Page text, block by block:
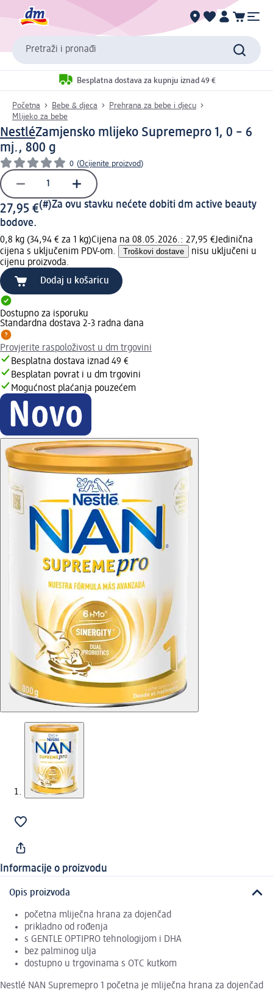
Pretraži i pronađi
Besplatna dostava za kupnju iznad 49 €
Početna Bebe & djeca
Prehrana za bebe i djecu
Mlijeko za bebe
NestléZamjensko mlijeko Supremepro 1, 0 – 6
mj., 800 g
0 (Ocijenite proizvod)
27,95 €(#)Za ovu stavku nećete dobiti dm active beauty
bodove.
0,8 kg (34,94 € za 1 kg)Cijena na 08.05.2026.: 27,95 €Jedinična
cijena s uključenim PDV-om.
Troškovi dostave
nisu uključeni u
cijenu proizvoda.
Dodaj u košaricu
Dostupno za isporuku
Standardna dostava 2-3 radna dana
Provjerite raspoloživost u dm trgovini
Besplatna dostava iznad 49 €
Besplatan povrat i u dm trgovini
Mogućnost plaćanja pouzećem
Informacije o proizvodu
Opis proizvoda
početna mliječna hrana za dojenčad
prikladno od rođenja
s GENTLE OPTIPRO tehnologijom i DHA
bez palminog ulja
dostupno u trgovinama s OTC kutkom
Nestlé NAN Supremepro 1 početna je mliječna hrana za dojenčad